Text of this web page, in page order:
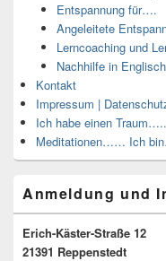
Entspannung für….
Angeleitete
Lerncoaching und
Nachhilfe in
Kontakt
Impressum |
Ich habe einen Traum…..
Meditationen…… Ich
Anmeldung und
Erich-Käster-Straße 12
21391 Reppenstedt